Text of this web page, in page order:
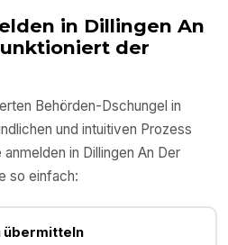
in Dillingen An
der
Behörden-Dschungel in
und intuitiven Prozess
in Dillingen An Der
so einfach:
übermitteln